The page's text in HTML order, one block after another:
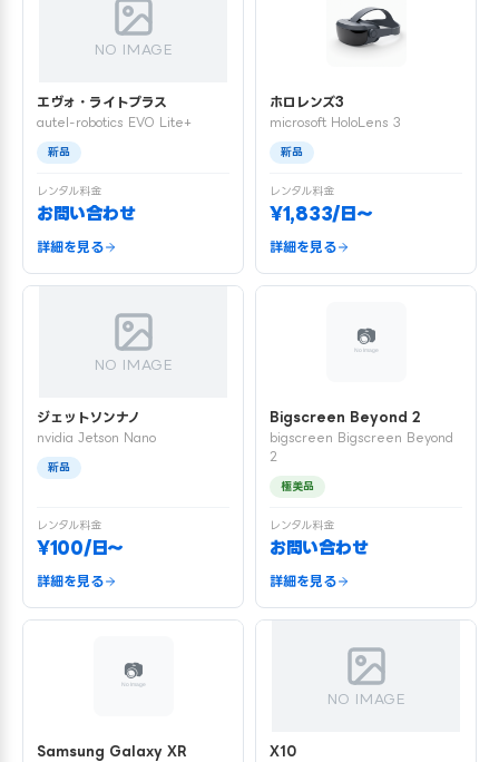
NO IMAGE
エヴォ・ライトプラス
autel-robotics EVO Lite+
新品
レンタル料金
お問い合わせ
詳細を見る
ホロレンズ3
microsoft HoloLens 3
新品
レンタル料金
¥1,833/日〜
詳細を見る
NO IMAGE
ジェットソンナノ
nvidia Jetson Nano
新品
レンタル料金
¥100/日〜
詳細を見る
Bigscreen Beyond 2
bigscreen Bigscreen Beyond
2
極美品
レンタル料金
お問い合わせ
詳細を見る
Samsung Galaxy XR
NO IMAGE
X10